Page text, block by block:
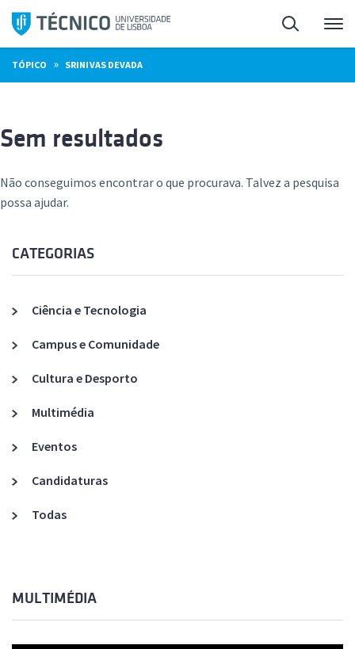
Saltar
para
o
conteúdo
Pesquisa
TÓPICO » SRINIVAS DEVADA
Sem resultados
Não conseguimos encontrar o que procurava. Talvez a pesquisa
possa ajudar.
CATEGORIAS
Ciência e Tecnologia
Campus e Comunidade
Cultura e Desporto
Multimédia
Eventos
Candidaturas
Todas
MULTIMÉDIA